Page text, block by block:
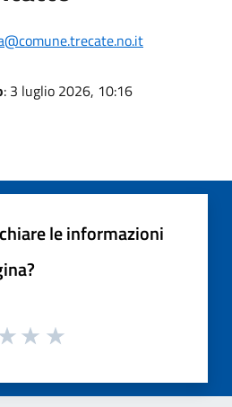
: 3 luglio 2026, 10:16
le informazioni